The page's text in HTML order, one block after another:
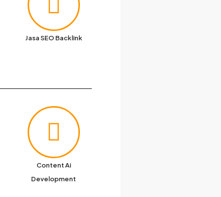
Jasa SEO Backlink
Content Ai
Development